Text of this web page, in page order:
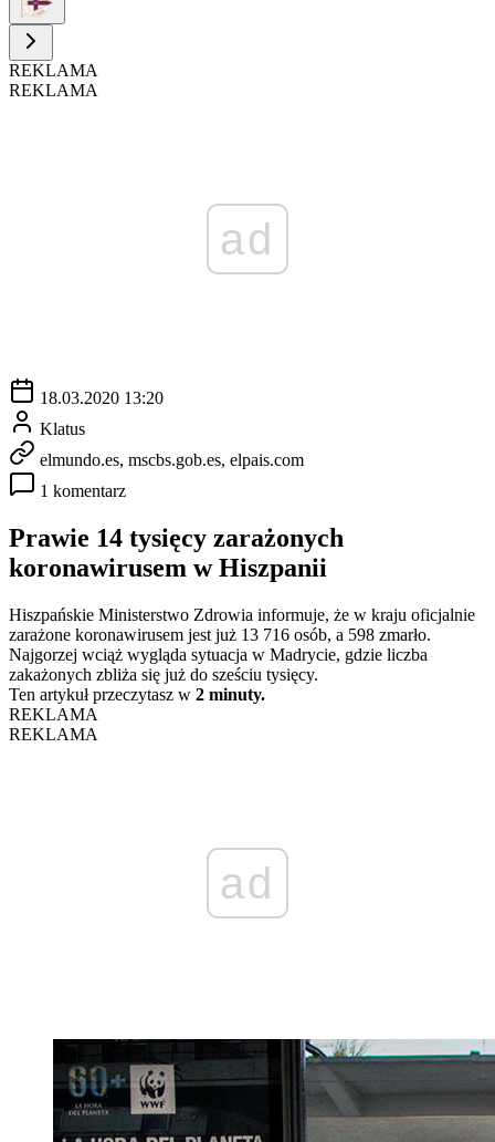
REKLAMA
REKLAMA
ad
18.03.2020 13:20
Klatus
elmundo.es, mscbs.gob.es, elpais.com
1 komentarz
Prawie 14 tysięcy zarażonych
koronawirusem w Hiszpanii
Hiszpańskie Ministerstwo Zdrowia informuje, że w kraju oficjalnie
zarażone koronawirusem jest już 13 716 osób, a 598 zmarło.
Najgorzej wciąż wygląda sytuacja w Madrycie, gdzie liczba
zakażonych zbliża się już do sześciu tysięcy.
Ten artykuł przeczytasz w 2 minuty.
REKLAMA
REKLAMA
ad